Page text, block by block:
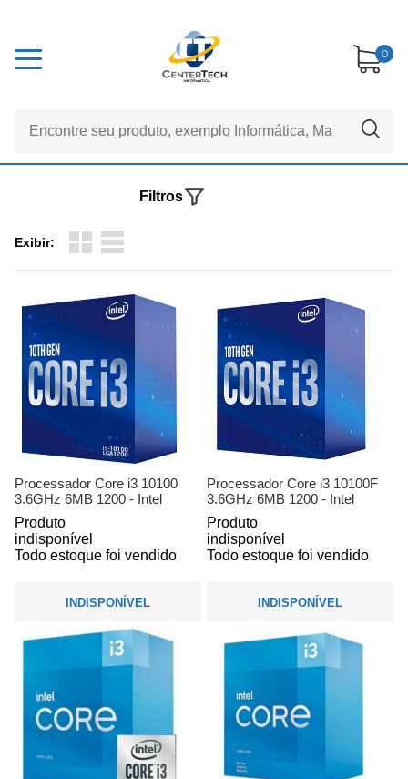
0
Exibir:
Filtros
Processador Core i3 10100
3.6GHz 6MB 1200 - Intel
Produto
indisponível
Todo estoque foi vendido
INDISPONÍVEL
Processador Core i3 10100F
3.6GHz 6MB 1200 - Intel
Produto
indisponível
Todo estoque foi vendido
INDISPONÍVEL